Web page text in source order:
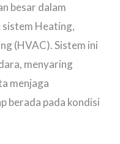
besar dalam
sistem Heating,
(HVAC). Sistem ini
menyaring
menjaga
berada pada kondisi